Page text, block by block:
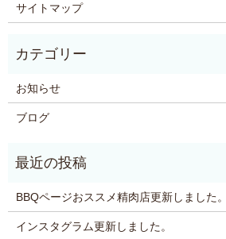
サイトマップ
お知らせ
ブログ
BBQページおススメ精肉店更新しました。
インスタグラム更新しました。